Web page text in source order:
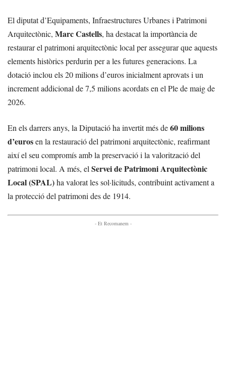
El diputat d’Equipaments, Infraestructures Urbanes i Patrimoni
Arquitectònic, Marc Castells, ha destacat la importància de
restaurar el patrimoni arquitectònic local per assegurar que aquests
elements històrics perdurin per a les futures generacions. La
dotació inclou els 20 milions d’euros inicialment aprovats i un
increment addicional de 7,5 milions acordats en el Ple de maig de
2026.
En els darrers anys, la Diputació ha invertit més de60 milions
d’eurosen la restauració del patrimoni arquitectònic, reafirmant
així el seu compromís amb la preservació i la valorització del
patrimoni local. A més, el Servei de Patrimoni Arquitectònic
Local (SPAL)ha valorat les sol·licituds, contribuint activament a
la protecció del patrimoni des de 1914.
- Et Recomanem -